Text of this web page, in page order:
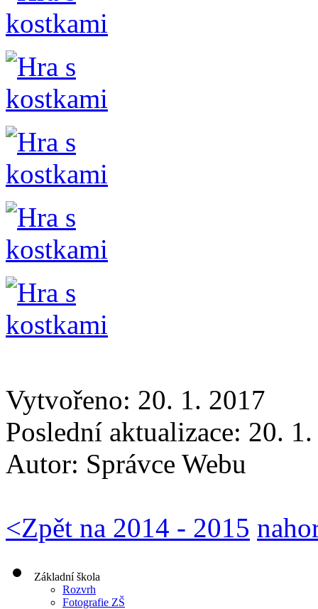
Vytvořeno: 20. 1. 2017
Poslední aktualizace: 20.
Autor: Správce Webu
<Zpět na 2014 - 2015
Základní škola
Rozvrh
Fotografie ZŠ